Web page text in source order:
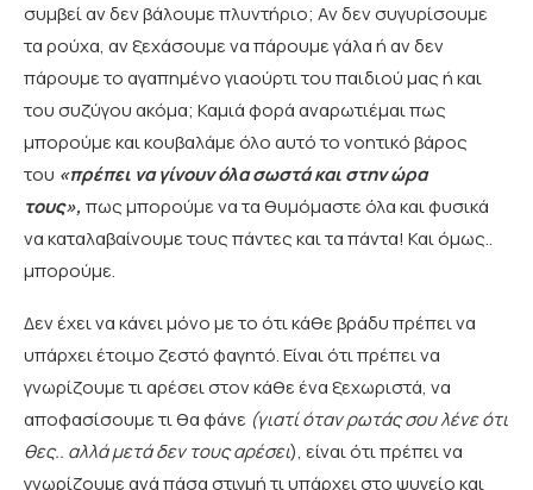
συμβεί αν δεν βάλουμε πλυντήριο; Αν δεν συγυρίσουμε
τα ρούχα, αν ξεχάσουμε να πάρουμε γάλα ή αν δεν
πάρουμε το αγαπημένο γιαούρτι του παιδιού μας ή και
του συζύγου ακόμα; Καμιά φορά αναρωτιέμαι πως
μπορούμε και κουβαλάμε όλο αυτό το νοητικό βάρος
του «πρέπει να γίνουν όλα σωστά και στην ώρα
τους», πως μπορούμε να τα θυμόμαστε όλα και φυσικά
να καταλαβαίνουμε τους πάντες και τα πάντα! Και όμως..
μπορούμε.
Δεν έχει να κάνει μόνο με το ότι κάθε βράδυ πρέπει να
υπάρχει έτοιμο ζεστό φαγητό. Είναι ότι πρέπει να
γνωρίζουμε τι αρέσει στον κάθε ένα ξεχωριστά, να
αποφασίσουμε τι θα φάνε (γιατί όταν ρωτάς σου λένε ότι
θες.. αλλά μετά δεν τους αρέσει), είναι ότι πρέπει να
γνωρίζουμε ανά πάσα στιγμή τι υπάρχει στο ψυγείο και